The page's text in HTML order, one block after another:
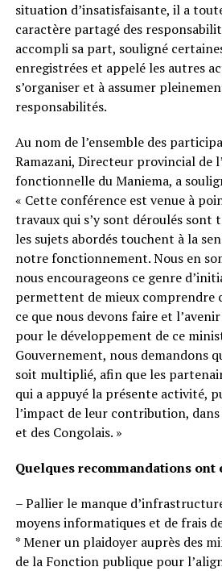
situation d’insatisfaisante, il a
caractère partagé des
accompli sa part, souligné
enregistrées et appelé les autres
s’organiser et à assumer
responsabilités.
Au nom de l’ensemble des
Ramazani, Directeur provincial de
fonctionnelle du Maniema, a
« Cette conférence est venue à
travaux qui s’y sont déroulés
les sujets abordés touchent à la
notre fonctionnement. Nous en
nous encourageons ce genre
permettent de mieux comprendre
ce que nous devons faire et
pour le développement de ce
Gouvernement, nous demandons
soit multiplié, afin que les
qui a appuyé la présente activité,
l’impact de leur contribution,
et des Congolais. »
Quelques recommandations ont
– Pallier le manque
moyens informatiques et de frais
* Mener un plaidoyer auprès des
de la Fonction publique pour